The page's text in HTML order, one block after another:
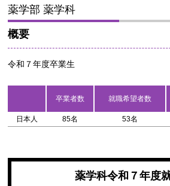
薬学部 薬学科
概要
令和７年度卒業生
卒業者数 就職希望者数
日本人 85名 53名
薬学科令和７年度